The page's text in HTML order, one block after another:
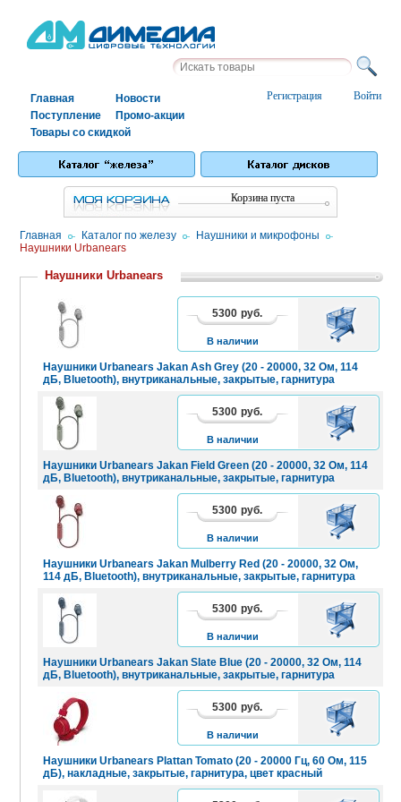
Войти
Регистрация
Главная
Новости
Поступление
Промо-акции
Товары со скидкой
Корзина пуста
Главная / Каталог по железу / Наушники и микрофоны /
Наушники Urbanears
Наушники Urbanears
Наушники Urbanears Jakan Ash Grey (20 - 20000, 32 Ом, 114
дБ, Bluetooth), внутриканальные, закрытые, гарнитура
5300 руб.
В наличии
В
КОРЗИНУ
Наушники Urbanears Jakan Field Green (20 - 20000, 32 Ом, 114
дБ, Bluetooth), внутриканальные, закрытые, гарнитура
5300 руб.
В наличии
В
КОРЗИНУ
Наушники Urbanears Jakan Mulberry Red (20 - 20000, 32 Ом,
114 дБ, Bluetooth), внутриканальные, закрытые, гарнитура
5300 руб.
В наличии
В
КОРЗИНУ
Наушники Urbanears Jakan Slate Blue (20 - 20000, 32 Ом, 114
дБ, Bluetooth), внутриканальные, закрытые, гарнитура
5300 руб.
В наличии
В
КОРЗИНУ
Наушники Urbanears Plattan Tomato (20 - 20000 Гц, 60 Ом, 115
дБ), накладные, закрытые, гарнитура, цвет красный
5300 руб.
В наличии
В
КОРЗИНУ